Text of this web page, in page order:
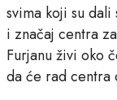
svima koji su
i značaj centra
Furjanu živi oko
da će rad centra